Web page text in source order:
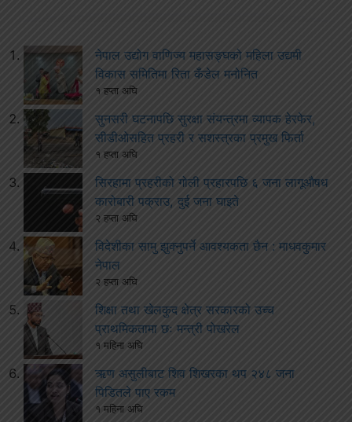
नेपाल उद्योग वाणिज्य महासङ्घको महिला उद्यमी
विकास समितिमा रिता कँडेल मनोनित
१ हप्ता अघि
सुनसरी घटनापछि सुरक्षा संयन्त्रमा व्यापक हेरफेर,
सीडीओसहित प्रहरी र सशस्त्रका प्रमुख फिर्ता
१ हप्ता अघि
सिरहामा प्रहरीको गोली प्रहारपछि ६ जना लागूऔषध
कारोबारी पक्राउ, दुई जना घाइते
२ हप्ता अघि
विदेशीका सामु झुक्नुपर्ने आवश्यकता छैन : माधवकुमार
नेपाल
२ हप्ता अघि
शिक्षा तथा खेलकुद क्षेत्र सरकारको उच्च
प्राथमिकतामा छः मन्त्री पोखरेल
१ महिना अघि
ऋण असुलीबाट शिव शिखरका थप २४८ जना
पिडितले पाए रकम
१ महिना अघि